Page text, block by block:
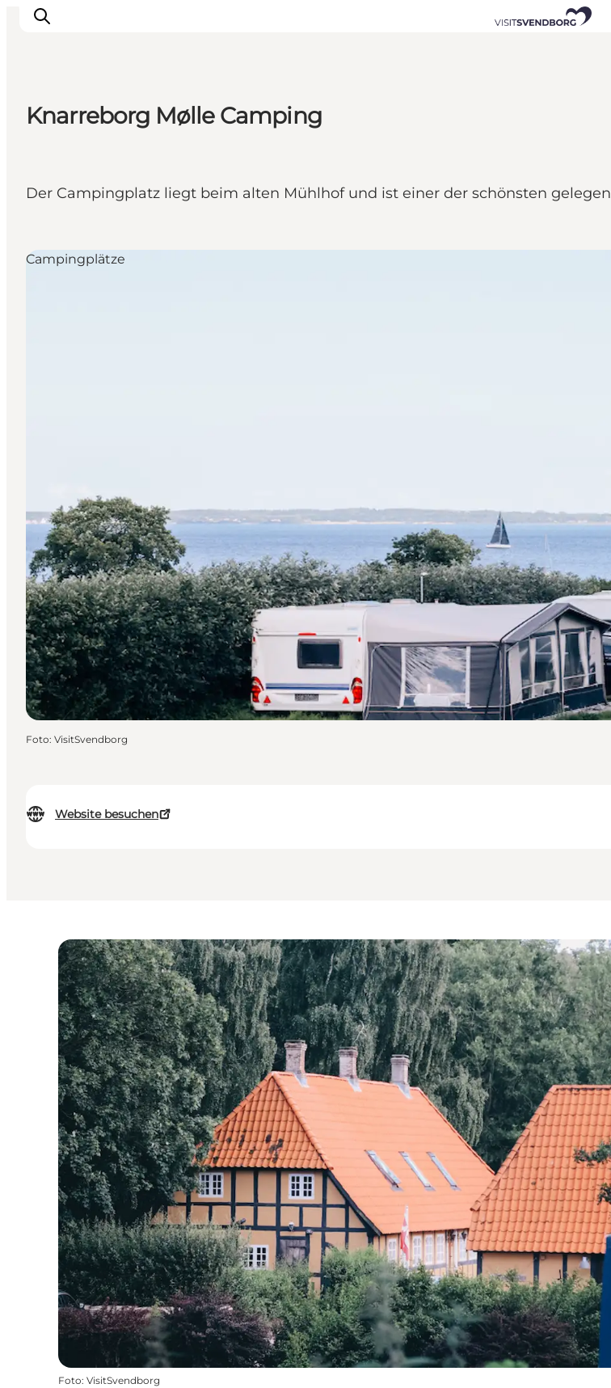
Shopping in Svendborg
Übernachtung
Knarreborg Mølle Camping
Der Campingplatz liegt beim alten Mühlhof und ist einer der schönsten
Website besuchen
Campingplätze
Foto: VisitSvendborg
Foto: VisitSvendborg